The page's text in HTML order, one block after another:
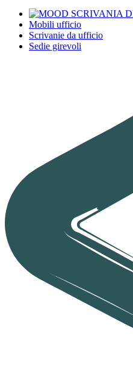
Mobili ufficio
Scrivanie da ufficio
Sedie girevoli